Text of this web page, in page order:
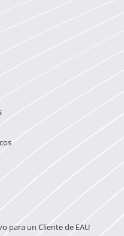
para un Cliente de EAU